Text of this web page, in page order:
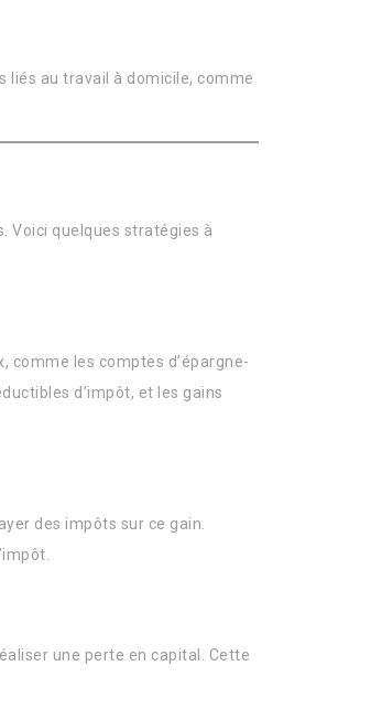
liés au travail à domicile, comme
Voici quelques stratégies à
comme les comptes d’épargne-
d’impôt, et les gains
des impôts sur ce gain.
une perte en capital. Cette